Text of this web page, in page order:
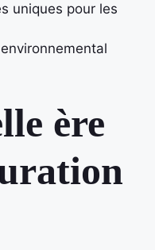
uniques pour les
ère